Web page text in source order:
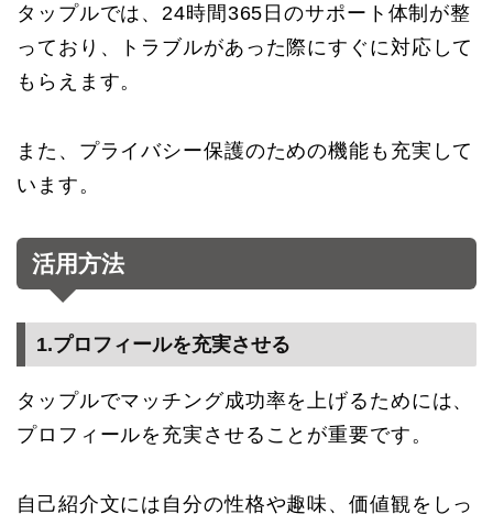
タップルでは、24時間365日のサポート体制が整
っており、トラブルがあった際にすぐに対応して
もらえます。
また、プライバシー保護のための機能も充実して
います。
活用方法
1.プロフィールを充実させる
タップルでマッチング成功率を上げるためには、
プロフィールを充実させることが重要です。
自己紹介文には自分の性格や趣味、価値観をしっ